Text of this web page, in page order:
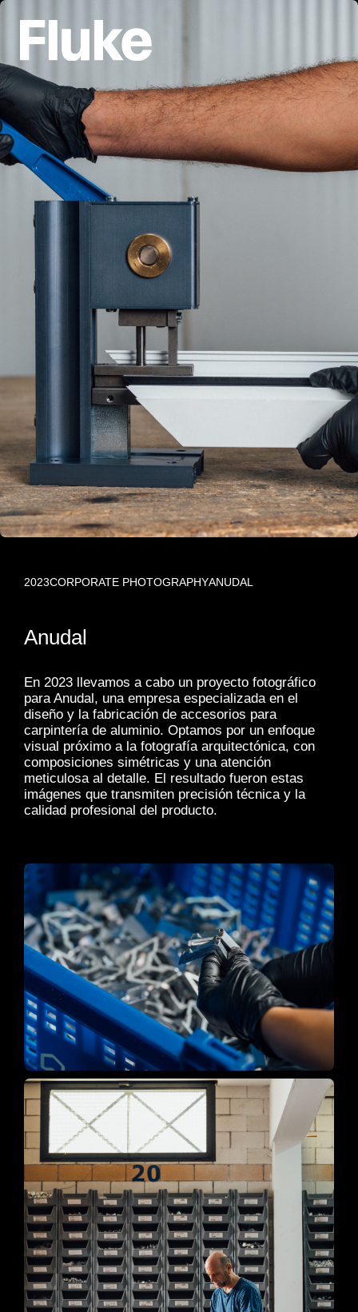
Navegación principal
2023CORPORATE PHOTOGRAPHYANUDAL
Anudal
En 2023 llevamos a cabo un proyecto fotográfico
para Anudal, una empresa especializada en el
diseño y la fabricación de accesorios para
carpintería de aluminio. Optamos por un enfoque
visual próximo a la fotografía arquitectónica, con
composiciones simétricas y una atención
meticulosa al detalle. El resultado fueron estas
imágenes que transmiten precisión técnica y la
calidad profesional del producto.